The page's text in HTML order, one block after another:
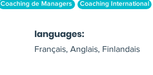
Coaching de Managers Coaching International
languages:
Français, Anglais, Finlandais